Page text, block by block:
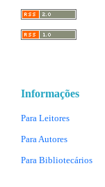
Informações
Para Leitores
Para Autores
Para Bibliotecários